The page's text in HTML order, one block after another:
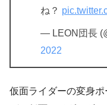
ね？
— LEON団長
2022
仮面ライダーの変身